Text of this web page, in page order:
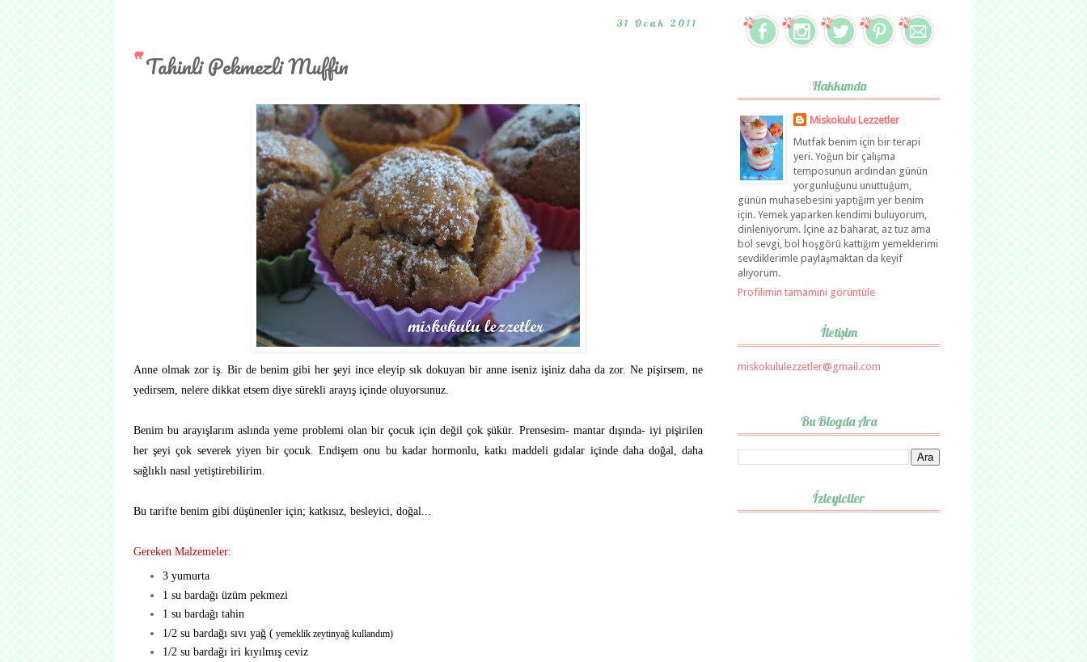
31 Ocak 2011
Tahinli Pekmezli Muffin
Anne olmak zor iş. Bir de benim gibi her şeyi ince eleyip sık dokuyan bir anne iseniz işiniz daha da zor. Ne pişirsem, ne
yedirsem, nelere dikkat etsem diye sürekli arayış içinde oluyorsunuz.
Benim bu arayışlarım aslında yeme problemi olan bir çocuk için değil çok şükür. Prensesim- mantar dışında- iyi pişirilen
her şeyi çok severek yiyen bir çocuk. Endişem onu bu kadar hormonlu, katkı maddeli gıdalar içinde daha doğal, daha
sağlıklı nasıl yetiştirebilirim.
Bu tarifte benim gibi düşünenler için; katkısız, besleyici, doğal...
Gereken Malzemeler:
3 yumurta
1 su bardağı üzüm pekmezi
1 su bardağı tahin
1/2 su bardağı sıvı yağ (yemeklik zeytinyağ kullandım)
1/2 su bardağı iri kıyılmış ceviz
Hakkımda
Miskokulu Lezzetler
Mutfak benim için bir terapi
yeri. Yoğun bir çalışma
temposunun ardından günün
yorgunluğunu unuttuğum,
günün muhasebesini yaptığım yer benim
için. Yemek yaparken kendimi buluyorum,
dinleniyorum. İçine az baharat, az tuz ama
bol sevgi, bol hoşgörü kattığım yemeklerimi
sevdiklerimle paylaşmaktan da keyif
alıyorum.
Profilimin tamamını görüntüle
İletişim
miskokululezzetler@gmail.com
Bu Blogda Ara
İzleyiciler